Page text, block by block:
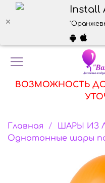
Install
ВОЗМОЖНОСТЬ
Главная
ШАРЫ ИЗ
Однотонные шары